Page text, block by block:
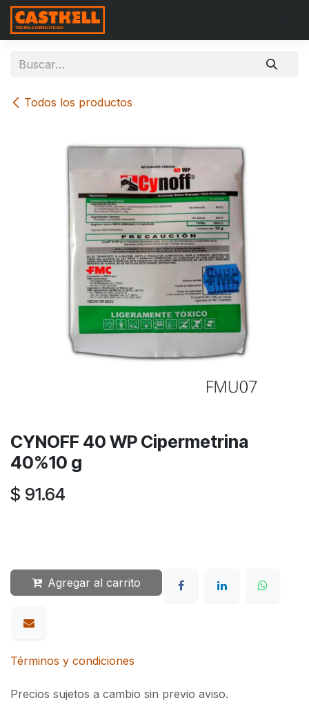
Ir al contenido
Todos los productos
CYNOFF 40 WP Cipermetrina
40%10 g
$ 91.64
Agregar al carrito
Términos y condiciones
Precios sujetos a cambio sin previo aviso.